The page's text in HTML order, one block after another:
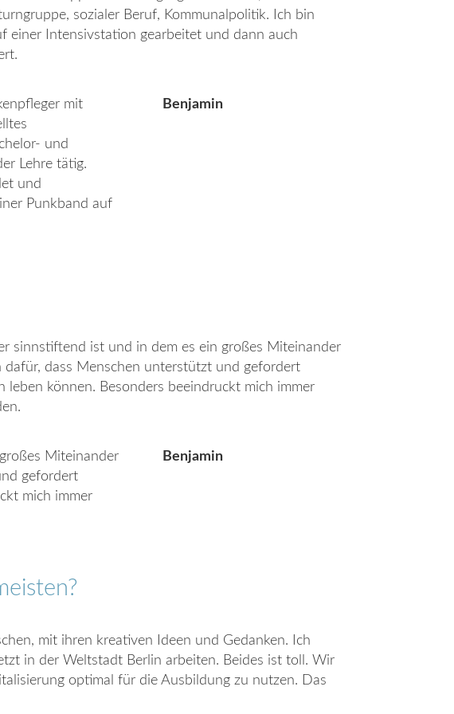
sozialer Beruf, Kommunalpolitik. Ich bin
einer Intensivstation gearbeitet und dann auch
mit
und
Lehre tätig.
und
Punkband auf
Benjamin
sinnstiftend ist und in dem es ein großes Miteinander
dass Menschen unterstützt und gefordert
können. Besonders beeindruckt mich immer
Miteinander
gefordert
mich immer
Benjamin
mit ihren kreativen Ideen und Gedanken. Ich
in der Weltstadt Berlin arbeiten. Beides ist toll. Wir
optimal für die Ausbildung zu nutzen. Das